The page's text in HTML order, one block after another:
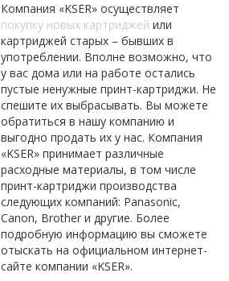
Компания «KSER» осуществляет
покупку новых картриджей или
картриджей старых – бывших в
употреблении. Вполне возможно, что
у вас дома или на работе остались
пустые ненужные принт-картриджи. Не
спешите их выбрасывать. Вы можете
обратиться в нашу компанию и
выгодно продать их у нас. Компания
«KSER» принимает различные
расходные материалы, в том числе
принт-картриджи производства
следующих компаний: Panasonic,
Canon, Brother и другие. Более
подробную информацию вы сможете
отыскать на официальном интернет-
сайте компании «KSER».